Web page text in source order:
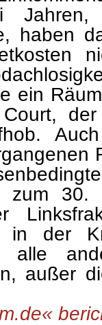
haben
ein
der
zum 30.
in der
alle
außer